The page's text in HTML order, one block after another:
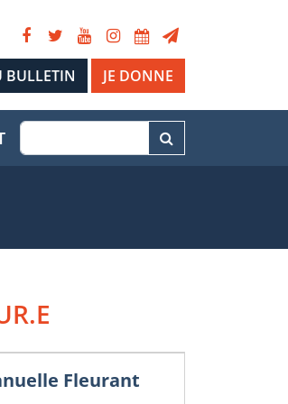
JE DONNE
Fleurant